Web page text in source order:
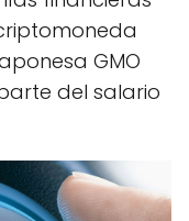
GMO
del salario